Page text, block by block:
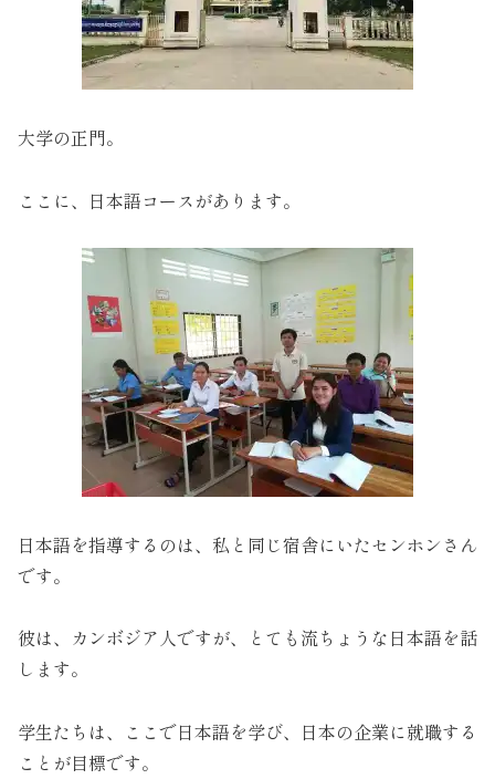
大学の正門。
ここに、日本語コースがあります。
日本語を指導するのは、私と同じ宿舎にいたセンホンさん
です。
彼は、カンボジア人ですが、とても流ちょうな日本語を話
します。
学生たちは、ここで日本語を学び、日本の企業に就職する
ことが目標です。